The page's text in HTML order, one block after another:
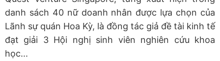
danh sách 40 nữ doanh nhân được lựa chọn của
Lãnh sự quán Hoa Kỳ, là đồng tác giả đề tài kinh tế
đạt giải 3 Hội nghị sinh viên nghiên cứu khoa
học...